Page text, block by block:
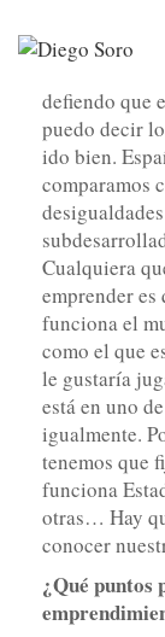
defiendo que
puedo decir
ido bien.
comparamos
Cualquiera
emprender
funciona el
como el que
le gustaría
está en uno
igualmente.
tenemos que
funciona
otras… Hay
conocer
¿Qué puntos